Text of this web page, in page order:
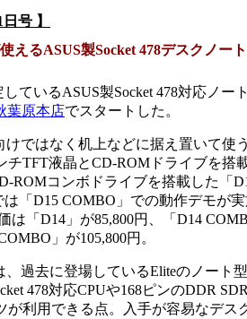
号 】
えるASUS製Socket 478デスクノー
ているASUS製Socket 478対応ノー
葉原本店でスタートした。
ではなく机上などに据え置いて使
チTFT液晶とCD-ROMドライブを搭
ROMコンボドライブを搭載した「
「D15 COMBO」での動作デモが
「D14」が85,800円、「D14
」が105,800円。
過去に登場しているEliteのノート
478対応CPUや168ピンのDDR
が利用できる点。入手が容易なデス